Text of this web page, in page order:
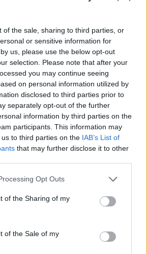
of the sale, sharing to third parties, or
or sensitive information for
us, please use the below opt-out
selection. Please note that after your
you may continue seeing
on personal information utilized by
disclosed to third parties prior to
separately opt-out of the further
information by third parties on the
participants. This information may
to third parties on the IAB’s List of
that may further disclose it to other
Opt Outs
of the Sharing of my
of the Sale of my
no vasaras karstuma?
kuras var izraisīt gaisa kondicionieris